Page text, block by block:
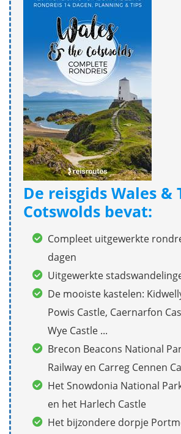
De reisgids Wales &
Cotswolds bevat:
Compleet uitgewerkte
dagen
Uitgewerkte
De mooiste kastelen:
Powis Castle, Caernarfon
Wye Castle ...
Brecon Beacons National
Railway en Carreg Cennen
Het Snowdonia National
en het Harlech Castle
Het bijzondere dorpje